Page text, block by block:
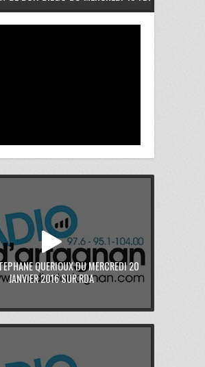
QUERIOUX DU MERCREDI 20
JANVIER 2016 SUR RDA